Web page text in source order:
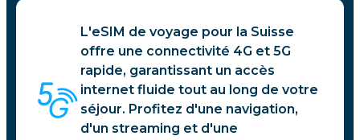
L'eSIM de voyage pour la Suisse
offre une connectivité 4G et 5G
rapide, garantissant un accès
internet fluide tout au long de votre
séjour. Profitez d'une navigation,
d'un streaming et d'une